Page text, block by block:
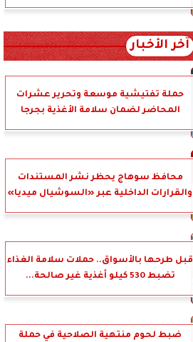
آخر الأخبار
حملة تفتيشية موسعة وتحرير عشرات
المحاضر لضمان سلامة الأغذية بجرجا
محافظ سوهاج يحظر نشر المستندات
والقرارات الداخلية عبر «السوشيال ميديا»
قبل طرحها بالأسواق.. حملات سلامة الغذاء
تضبط 530 كيلو أغذية غير صالحة...
ضبط لحوم منتهية الصلاحية في حملة